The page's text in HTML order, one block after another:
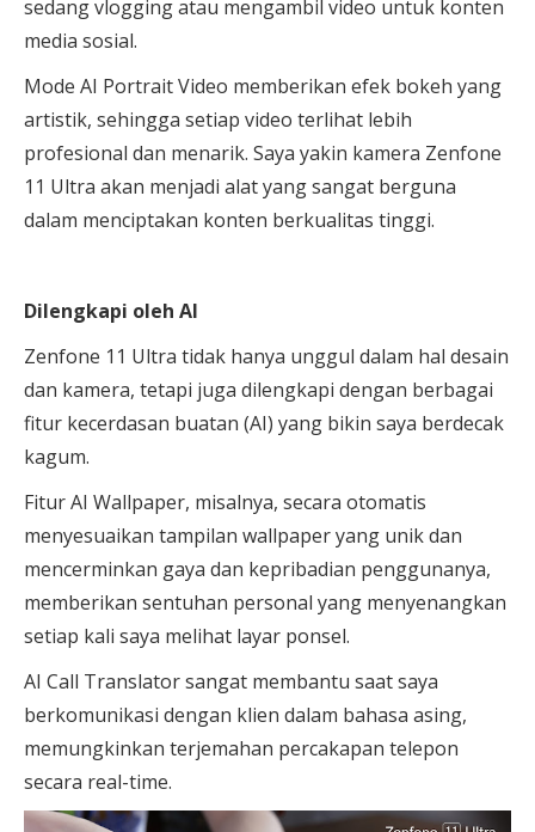
sedang vlogging atau mengambil video untuk konten
media sosial.
Mode AI Portrait Video memberikan efek bokeh yang
artistik, sehingga setiap video terlihat lebih
profesional dan menarik. Saya yakin kamera Zenfone
11 Ultra akan menjadi alat yang sangat berguna
dalam menciptakan konten berkualitas tinggi.
Dilengkapi oleh AI
Zenfone 11 Ultra tidak hanya unggul dalam hal desain
dan kamera, tetapi juga dilengkapi dengan berbagai
fitur kecerdasan buatan (AI) yang bikin saya berdecak
kagum.
Fitur AI Wallpaper, misalnya, secara otomatis
menyesuaikan tampilan wallpaper yang unik dan
mencerminkan gaya dan kepribadian penggunanya,
memberikan sentuhan personal yang menyenangkan
setiap kali saya melihat layar ponsel.
AI Call Translator sangat membantu saat saya
berkomunikasi dengan klien dalam bahasa asing,
memungkinkan terjemahan percakapan telepon
secara real-time.